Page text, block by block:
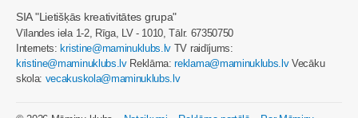
SIA "Lietišķās kreativitātes grupa"
Vīlandes iela 1-2, Rīga, LV - 1010, Tālr. 67350750
Internets: kristine@maminuklubs.lv TV raidījums:
kristine@maminuklubs.lvReklāma:reklama@maminuklubs.lvVecāku
skola: vecakuskola@maminuklubs.lv